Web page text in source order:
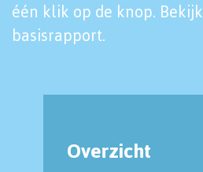
één klik op de knop. Bekijk
basisrapport.
Overzicht